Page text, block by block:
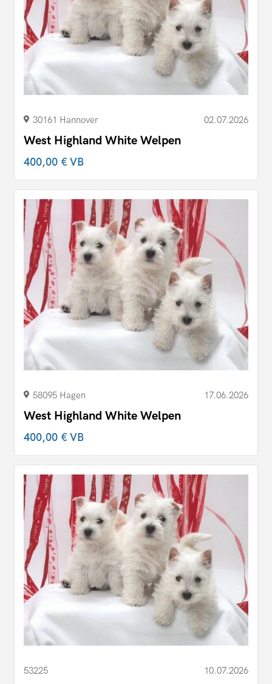
30161 Hannover 02.07.2026
West Highland White Welpen
400,00 €VB
58095 Hagen 17.06.2026
West Highland White Welpen
400,00 €VB
53225 10.07.2026